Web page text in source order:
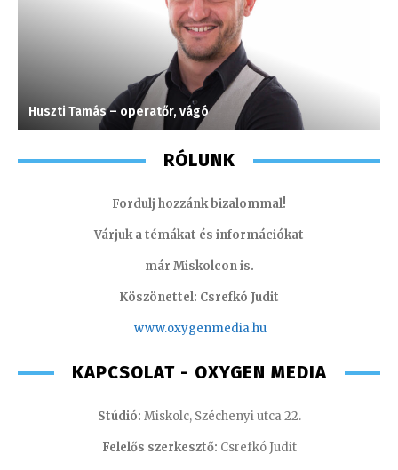
Huszti Tamás – operatőr, vágó
RÓLUNK
Fordulj hozzánk bizalommal!
Várjuk a témákat és információkat
már Miskolcon is.
Köszönettel: Csrefkó Judit
www.oxygenmedia.hu
KAPCSOLAT - OXYGEN MEDIA
Stúdió: Miskolc, Széchenyi utca 22.
Felelős szerkesztő: Csrefkó Judit